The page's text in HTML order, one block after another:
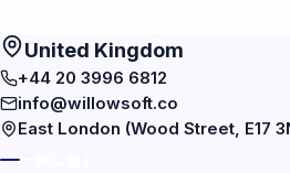
United Kingdom
+44 20 3996 6812
info@willowsoft.co
East London (Wood Street, E17